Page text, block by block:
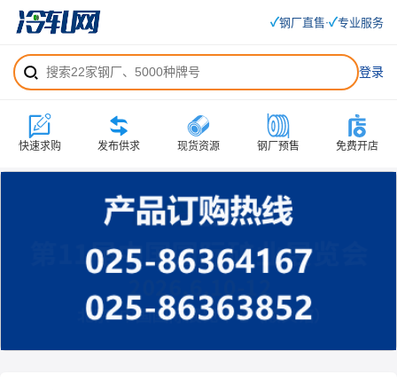
✓钢厂直售·✓专业服务
登录
快速求购 发布供求 现货资源 钢厂预售 免费开店